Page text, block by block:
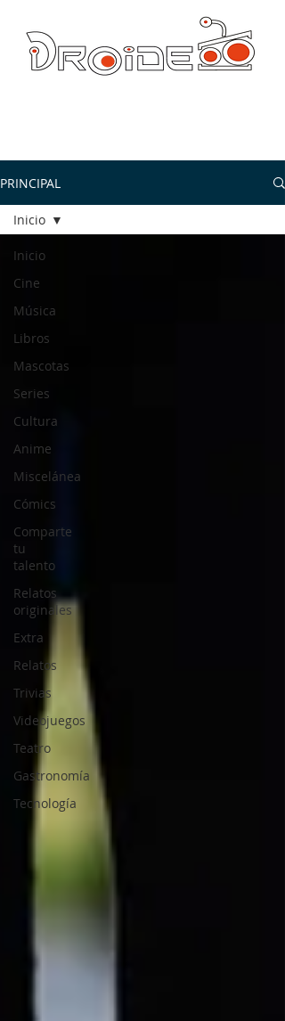
PRINCIPAL
Inicio
Cine
Música
Libros
Mascotas
Series
Cultura
Anime
Miscelánea
Cómics
Comparte
tu
talento
Relatos
originales
Extra
Relatos
Trivias
Videojuegos
Teatro
Gastronomía
Tecnología
Inicio